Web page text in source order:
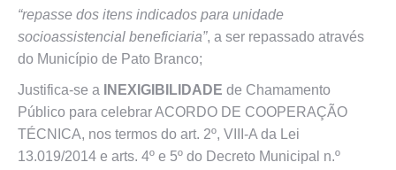
“repasse dos itens indicados para unidade
socioassistencial beneficiaria”, a ser repassado através
do Município de Pato Branco;
Justifica-se a INEXIGIBILIDADE de Chamamento
Público para celebrar ACORDO DE COOPERAÇÃO
TÉCNICA, nos termos do art. 2º, VIII-A da Lei
13.019/2014 e arts. 4º e 5º do Decreto Municipal n.º